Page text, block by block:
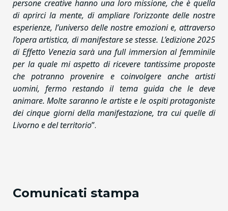
persone creative hanno una loro missione, che è quella
di aprirci la mente, di ampliare l’orizzonte delle nostre
esperienze, l’universo delle nostre emozioni e, attraverso
l’opera artistica, di manifestare se stesse. L’edizione 2025
di Effetto Venezia sarà una full immersion al femminile
per la quale mi aspetto di ricevere tantissime proposte
che potranno provenire e coinvolgere anche artisti
uomini, fermo restando il tema guida che le deve
animare. Molte saranno le artiste e le ospiti protagoniste
dei cinque giorni della manifestazione, tra cui quelle di
Livorno e del territorio”.
Comunicati stampa